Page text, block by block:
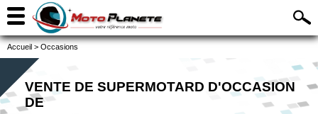
Accueil > Occasions
VENTE DE SUPERMOTARD D'OCCASION
DE